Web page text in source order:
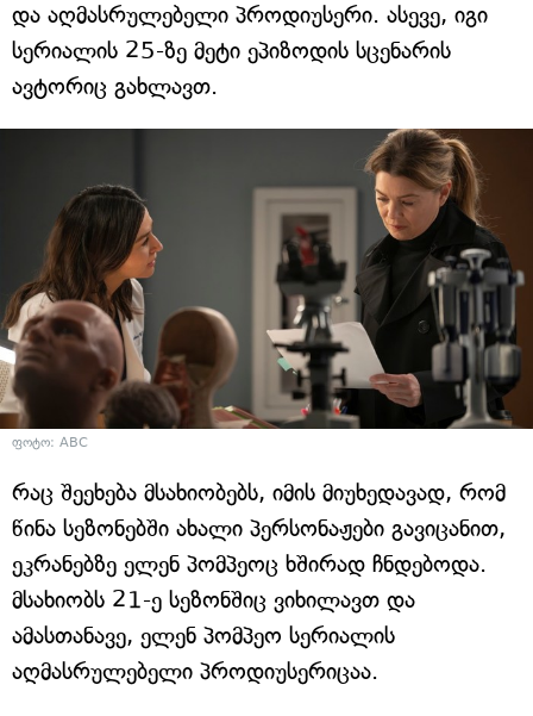
და აღმასრულებელი პროდიუსერი. ასევე, იგი
სერიალის 25-ზე მეტი ეპიზოდის სცენარის
ავტორიც გახლავთ.
ფოტო: ABC
რაც შეეხება მსახიობებს, იმის მიუხედავად, რომ
წინა სეზონებში ახალი პერსონაჟები გავიცანით,
ეკრანებზე ელენ პომპეოც ხშირად ჩნდებოდა.
მსახიობს 21-ე სეზონშიც ვიხილავთ და
ამასთანავე, ელენ პომპეო სერიალის
აღმასრულებელი პროდიუსერიცაა.